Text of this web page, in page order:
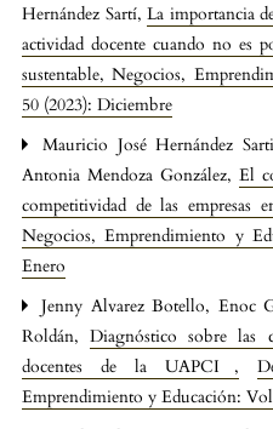
Hernández Sartí,La importancia
actividad docente cuando no es
sustentable, Negocios,
50 (2023): Diciembre
Mauricio José Hernández
Antonia Mendoza González,El
competitividad de las empresas
Negocios, Emprendimiento y
Enero
Jenny Alvarez Botello, Enoc
Roldán,Diagnóstico sobre las
docentes de la UAPCI,
Emprendimiento y Educación: